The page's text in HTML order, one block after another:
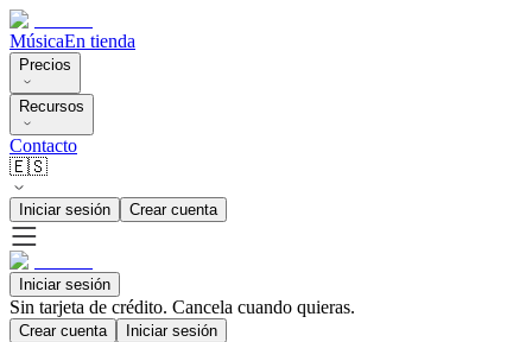
MúsicaEn tienda
Precios
Recursos
Contacto
🇪🇸
Iniciar sesión Crear cuenta
Iniciar sesión
Sin tarjeta de crédito. Cancela cuando quieras.
Crear cuenta Iniciar sesión